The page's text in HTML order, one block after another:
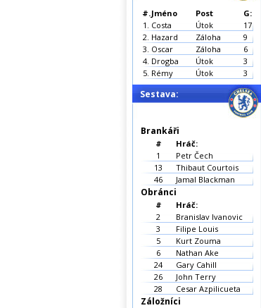
#.Jméno Post
G:
1. Costa Útok
17
2. Hazard Záloha
9
3. Oscar Záloha
6
4. Drogba Útok
3
5. Rémy Útok 3
Sestava:
Brankáři
#
Hráč:
1
Petr Čech
13
Thibaut Courtois
46
Jamal Blackman
Obránci
#
Hráč:
2
Branislav Ivanovic
3
Filipe Louis
5
Kurt Zouma
6
Nathan Ake
24
Gary Cahill
26
John Terry
28
Cesar Azpilicueta
Záložníci